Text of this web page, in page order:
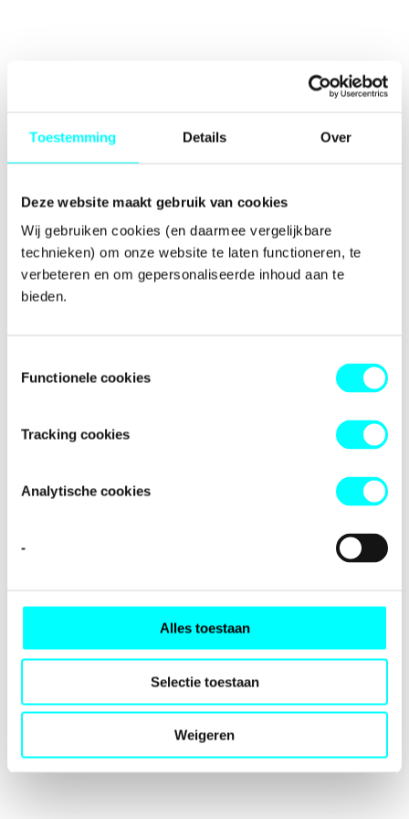
Toestemming Details Over
Deze website maakt gebruik van cookies
Wij gebruiken cookies (en daarmee vergelijkbare
technieken) om onze website te laten functioneren, te
verbeteren en om gepersonaliseerde inhoud aan te
bieden.
Functionele cookies
Tracking cookies
Analytische cookies
-
Alles toestaan
Selectie toestaan
Weigeren
-side exception has occurred while
browser consolefor